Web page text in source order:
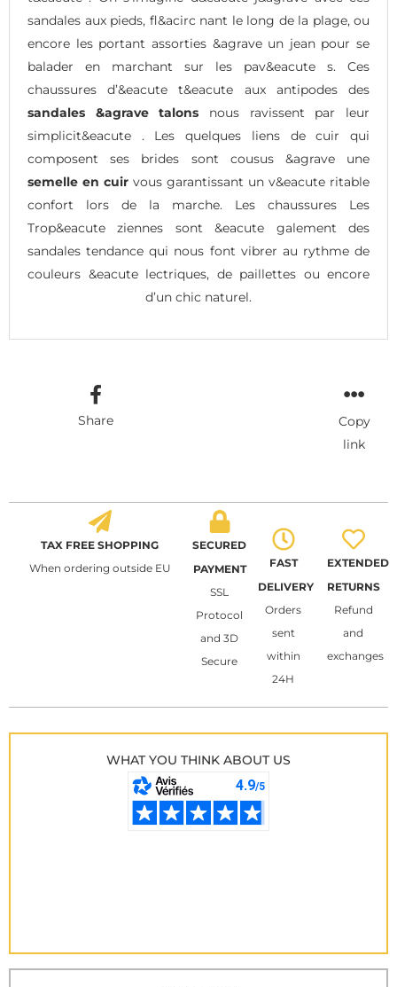
sandales aux pieds, fl&acirc nant le long de la plage, ou
encore les portant assorties &agrave un jean pour se
balader en marchant sur les pav&eacute s. Ces
chaussures d’&eacute t&eacute aux antipodes des
sandales &agrave talons nous ravissent par leur
simplicit&eacute . Les quelques liens de cuir qui
composent ses brides sont cousus &agrave une
semelle en cuir vous garantissant un v&eacute ritable
confort lors de la marche. Les chaussures Les
Trop&eacute ziennes sont &eacute galement des
sandales tendance qui nous font vibrer au rythme de
couleurs &eacute lectriques, de paillettes ou encore
d’un chic naturel.
Share
Copy
link
TAX FREE SHOPPING
When ordering outside EU
SECURED
PAYMENT
SSL
Protocol
and 3D
Secure
FAST
DELIVERY
Orders
sent
within
24H
EXTENDED
RETURNS
Refund
and
exchanges
WHAT YOU THINK ABOUT US